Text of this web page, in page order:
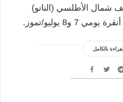
شمال الأطلسي (الناتو)
7 و8 يوليو/تموز.
بالكامل